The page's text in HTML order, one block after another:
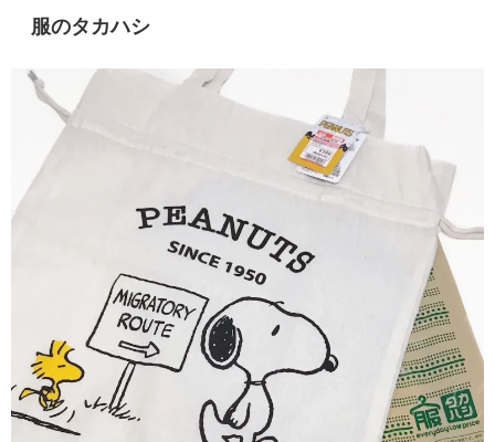
服のタカハシ